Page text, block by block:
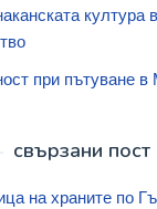
култура
при пътуване
свързани пост
на храните по